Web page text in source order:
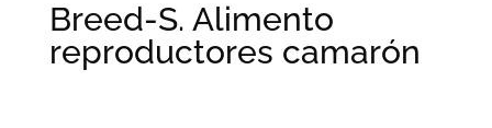
Breed-S. Alimento
reproductores camarón